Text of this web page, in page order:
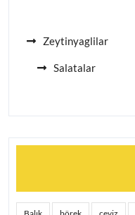
Zeytinyaglilar
Salatalar